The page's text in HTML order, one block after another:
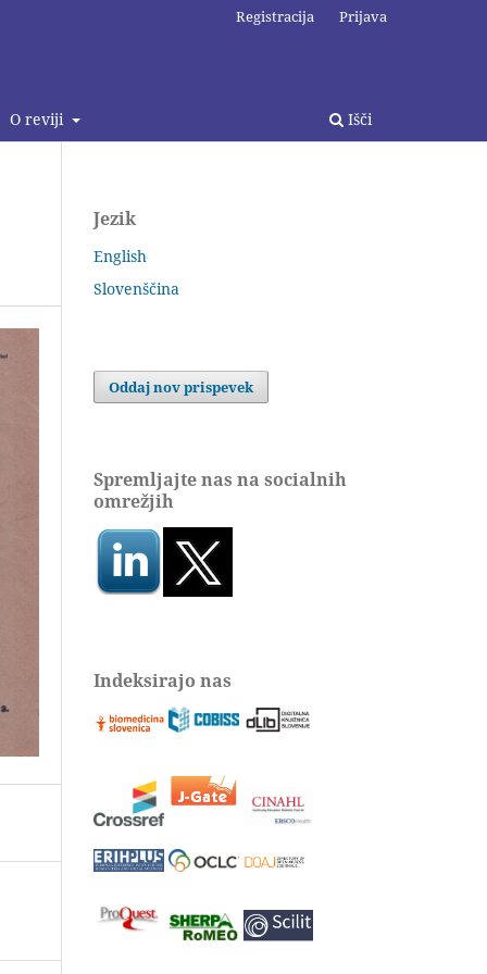
O reviji Išči
Registracija Prijava
Jezik
English
Slovenščina
Oddaj nov prispevek
Spremljajte nas na socialnih
omrežjih
Indeksirajo nas